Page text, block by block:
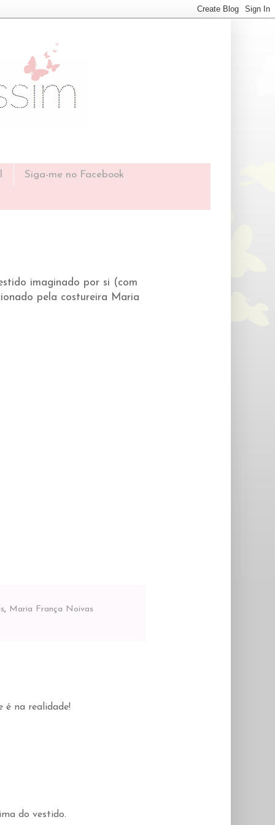
Siga-me no Facebook
imaginado por si (com
pela costureira Maria
, Maria França Noivas
é na realidade!
do vestido.